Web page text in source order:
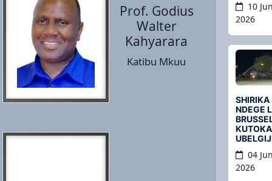
Prof. Godius
Walter
Kahyarara
Katibu Mkuu
10
2026
SHIRIKA
NDEGE
KUTOKA
04
2026